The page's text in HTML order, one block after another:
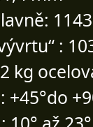
:
kg
+45°do